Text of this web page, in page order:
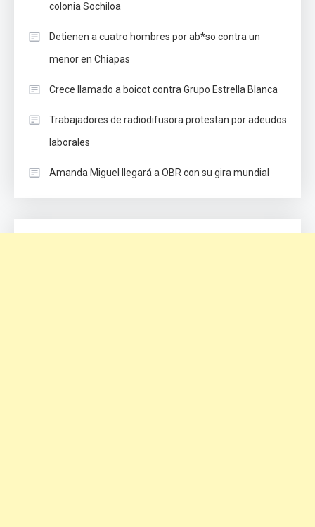
colonia Sochiloa
Detienen a cuatro hombres por ab*so contra un
menor en Chiapas
Crece llamado a boicot contra Grupo Estrella Blanca
Trabajadores de radiodifusora protestan por adeudos
laborales
Amanda Miguel llegará a OBR con su gira mundial